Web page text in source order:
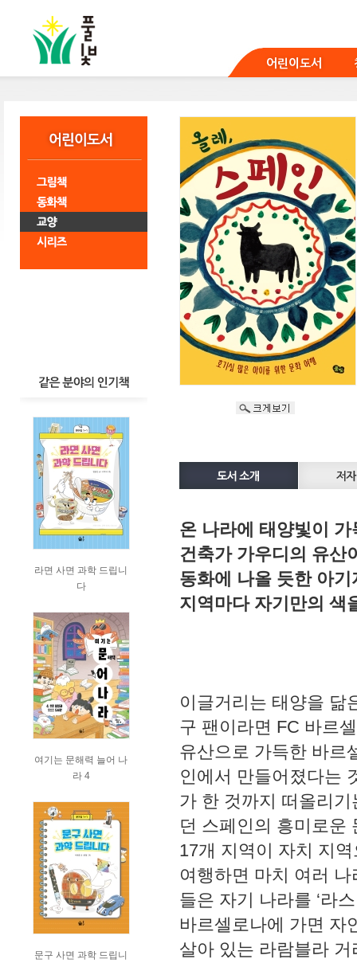
어린이도서
라면 사면 과학 드립니
다
여기는 문해력 늘어 나
라 4
문구 사면 과학 드립니
온 나라에 태양빛이
건축가 가우디의 유산
동화에 나올 듯한 아
지역마다 자기만의 색
이글거리는 태양을 닮
구 팬이라면 FC 바르
유산으로 가득한 바르
인에서 만들어졌다는
가 한 것까지 떠올리
던 스페인의 흥미로운
17개 지역이 자치 지
여행하면 마치 여러
들은 자기 나라를 ‘라
바르셀로나에 가면 자
살아 있는 라람블라